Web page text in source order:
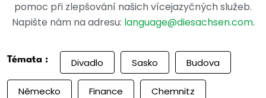
pomoc při zlepšování našich vícejazyčných služeb.
Napište nám na adresu: language@diesachsen.com.
Témata : Divadlo Sasko Budova
Německo Finance Chemnitz